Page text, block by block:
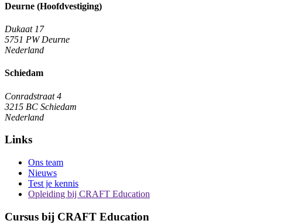
Deurne (Hoofdvestiging)
Dukaat 17
5751 PW Deurne
Nederland
Schiedam
Conradstraat 4
3215 BC Schiedam
Nederland
Links
Ons team
Nieuws
Test je kennis
Opleiding bij CRAFT Education
Cursus bij CRAFT Education